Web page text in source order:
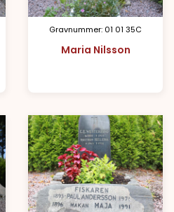
Gravnummer: 01 01 35C
Maria Nilsson